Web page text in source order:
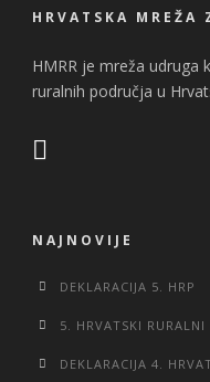
HRVATSKA MREŽA
HMRR je mreža udruga
ruralnih područja u
NAJNOVIJE
DEKLARACIJA 5. HRP
5. HRVATSKI RURALNI
DEKLARACIJA 4.